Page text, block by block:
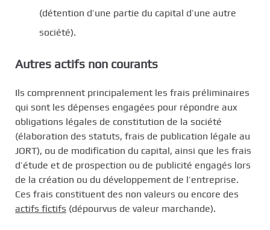
(détention d’une partie du capital d’une autre
société).
Autres actifs non courants
Ils comprennent principalement les frais préliminaires
qui sont les dépenses engagées pour répondre aux
obligations légales de constitution de la société
(élaboration des statuts, frais de publication légale au
JORT), ou de modification du capital, ainsi que les frais
d’étude et de prospection ou de publicité engagés lors
de la création ou du développement de l’entreprise.
Ces frais constituent des non valeurs ou encore des
actifs fictifs (dépourvus de valeur marchande).